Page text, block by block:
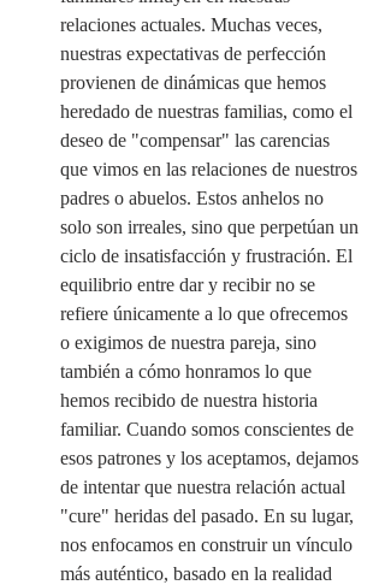
relaciones actuales. Muchas veces,
nuestras expectativas de perfección
provienen de dinámicas que hemos
heredado de nuestras familias, como el
deseo de "compensar" las carencias
que vimos en las relaciones de nuestros
padres o abuelos. Estos anhelos no
solo son irreales, sino que perpetúan un
ciclo de insatisfacción y frustración. El
equilibrio entre dar y recibir no se
refiere únicamente a lo que ofrecemos
o exigimos de nuestra pareja, sino
también a cómo honramos lo que
hemos recibido de nuestra historia
familiar. Cuando somos conscientes de
esos patrones y los aceptamos, dejamos
de intentar que nuestra relación actual
"cure" heridas del pasado. En su lugar,
nos enfocamos en construir un vínculo
más auténtico, basado en la realidad